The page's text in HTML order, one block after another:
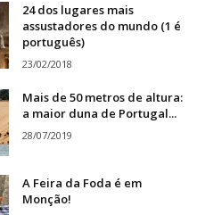
24 dos lugares mais
assustadores do mundo (1 é
português)
23/02/2018
Mais de 50 metros de altura:
a maior duna de Portugal...
28/07/2019
A Feira da Foda é em
Monção!